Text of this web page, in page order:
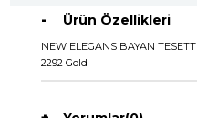
Ürün Özellikleri
NEW ELEGANS BAYAN
2292 Gold